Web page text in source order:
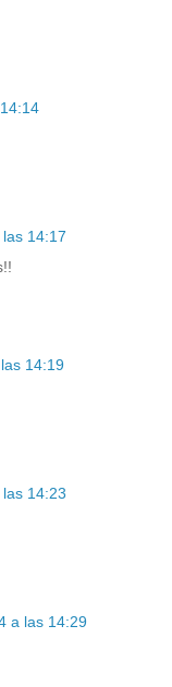
14:17
14:19
14:23
a las 14:29